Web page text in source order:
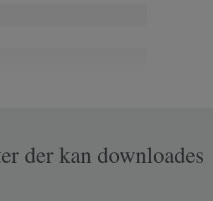
der kan downloades